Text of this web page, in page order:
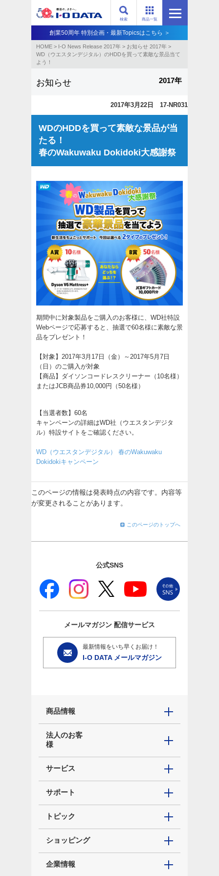
商品一覧
検索
創業50周年 特別企画・最新Topicsはこちら ＞
HOME > I-O News Release 2017年 > お知らせ 2017年 >
WD（ウエスタンデジタル）のHDDを買って素敵な景品当て
よう！
お知らせ 2017年
2017年3月22日 17-NR031
WDのHDDを買って素敵な景品が当
たる！
春のWakuwaku Dokidoki大感謝祭
期間中に対象製品をご購入のお客様に、WD社特設
Webページで応募すると、抽選で60名様に素敵な景
品をプレゼント！
【対象】2017年3月17日（金）～2017年5月7日
（日）のご購入が対象
【商品】ダイソンコードレスクリーナー（10名様）
またはJCB商品券10,000円（50名様）
【当選者数】60名
キャンペーンの詳細はWD社（ウエスタンデジタ
ル）特設サイトをご確認ください。
WD（ウエスタンデジタル） 春のWakuwaku
Dokidokiキャンペーン
このページの情報は発表時点の内容です。内容等
が変更されることがあります。
このページのトップへ
公式SNS
メールマガジン 配信サービス
最新情報をいち早くお届け！
I-O DATA メールマガジン
商品情報
法人のお客
様
サービス
サポート
トピック
ショッピング
企業情報